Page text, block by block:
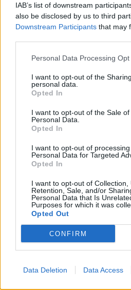
IAB’s list of downstream
also be disclosed by us to third
Downstream Participants that may
Personal Data Processing
I want to opt-out of the
personal data.
Opted In
I want to opt-out of the Sale of
Personal Data.
Opted In
I want to opt-out of
Personal Data for Targeted
Opted In
I want to opt-out of Collection,
Retention, Sale, and/or
Personal Data that Is
Purposes for which it was
Opted Out
CONFIRM
Data Deletion Data Access
Cash
Money,
Money,
Vídeo con letra